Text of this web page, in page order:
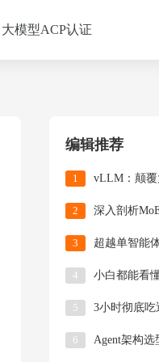
大模型ACP认证
编辑推荐
1
2
3
4
5
6